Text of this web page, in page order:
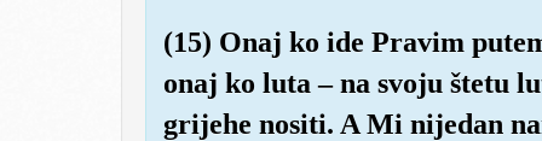
(15) Onaj ko ide Pravim
onaj ko luta – na svoju štetu
grijehe nositi. A Mi nijedan